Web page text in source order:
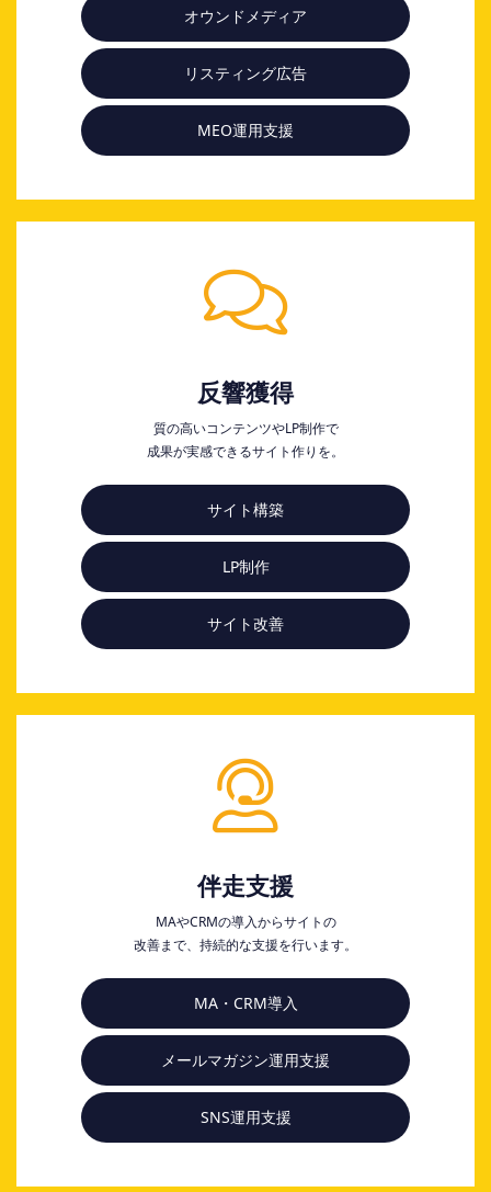
オウンドメディア
リスティング広告
MEO運用支援
反響獲得
質の高いコンテンツやLP制作で
成果が実感できるサイト作りを。
サイト構築
LP制作
サイト改善
伴走支援
MAやCRMの導入からサイトの
改善まで、持続的な支援を行います。
MA・CRM導入
メールマガジン運用支援
SNS運用支援